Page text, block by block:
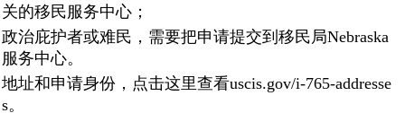
关的移民服务中心；
政治庇护者或难民，需要把申请提交到移民局Nebraska
服务中心。
地址和申请身份，点击这里查看uscis.gov/i-765-addresse
s。